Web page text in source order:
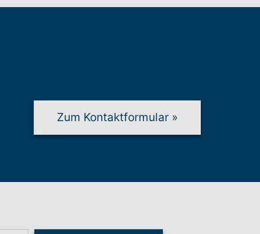
Zum Kontaktformular »